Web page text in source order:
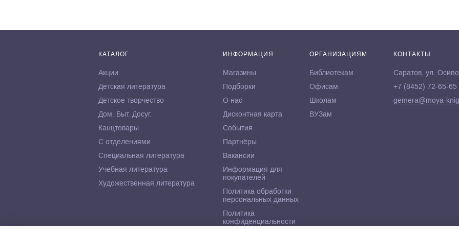
КАТАЛОГ
Акции
Детская литература
Детское творчество
Дом. Быт. Досуг.
Канцтовары
С отделениями
Специальная литература
Учебная литература
Художественная литература
ИНФОРМАЦИЯ
Магазины
Подборки
О нас
Дисконтная карта
События
Партнёры
Вакансии
Информация для
покупателей
Политика обработки
персональных данных
Политика
конфиденциальности
ОРГАНИЗАЦИЯМ
Библиотекам
Офисам
Школам
ВУЗам
КОНТАКТЫ
Саратов, ул.
+7 (8452) 72-65-65
gemera@moya-